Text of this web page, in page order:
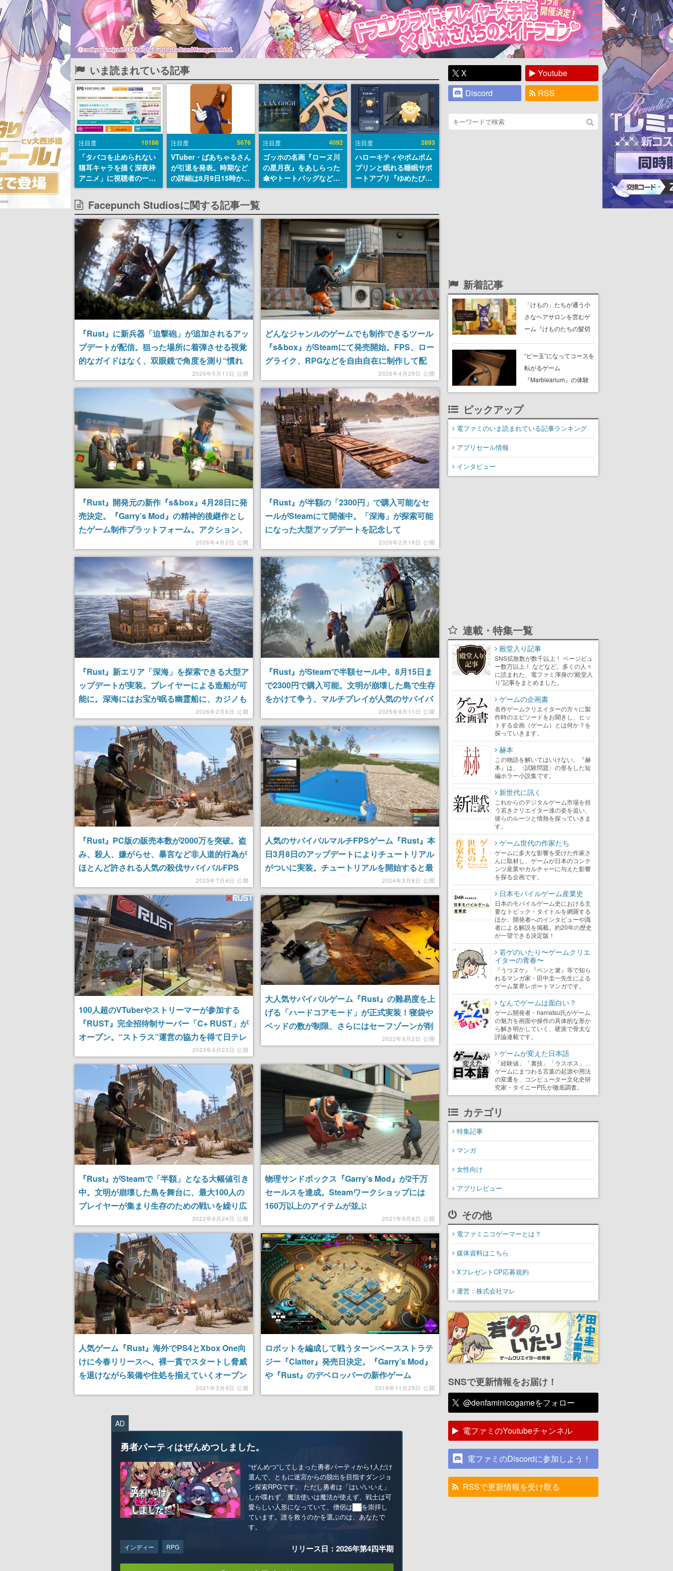
いま読まれている記事
注目度 10186
「タバコを止められない
猫耳キャラを描く深夜枠
アニメ」に視聴者の一部
から批判意見。違法薬物
の使用と思しき描写も含
めて、BPOが議論を交わ
す
注目度 5676
VTuber・ばあちゃるさん
が引退を発表。時期など
の詳細は8月9日15時から
の配信で説明
注目度 4092
ゴッホの名画『ローヌ川
の星月夜』をあしらった
傘やトートバッグなどが
登場。8月7日21時より2
注目度 2893
ハローキティやポムポム
プリンと眠れる睡眠サポ
ートアプリ『ゆめたび』
が配信中。キャラごとの
Facepunch Studiosに関する記事一覧
『Rust』に新兵器「迫撃砲」が追加されるアッ
プデートが配信。狙った場所に着弾させる視覚
的なガイドはなく、双眼鏡で角度を測り“慣れ
2026年5月11日 公開
どんなジャンルのゲームでも制作できるツール
『s&box』がSteamにて発売開始。FPS、ロー
グライク、RPGなどを自由自在に制作して配
信、他ユーザーが配信したゲームはワンクリッ
クで即座にプレイ可能
2026年4月29日 公開
『Rust』開発元の新作『s&box』4月28日に発
売決定。『Garry’s Mod』の精神的後継作とし
たゲーム制作プラットフォーム。アクション、
FPS、ローグライクなど自由自在。ユーザーが
ゲームを公開すると誰もがボタンひとつでプレ
イ可能
2026年4月2日 公開
『Rust』が半額の「2300円」で購入可能なセ
ールがSteamにて開催中。「深海」が探索可能
になった大型アップデートを記念して
2026年2月18日 公開
『Rust』新エリア「深海」を探索できる大型ア
ップデートが実装。プレイヤーによる造船が可
能に。深海にはお宝が眠る幽霊船に、カジノも
ある洋上都市、熱帯の新バイオームなどが登場
2026年2月6日 公開
『Rust』がSteamで半額セール中。8月15日ま
で2300円で購入可能。文明が崩壊した島で生存
をかけて争う、マルチプレイが人気のサバイバ
2025年8月11日 公開
『Rust』PC版の販売本数が2000万を突破。盗
み、殺人、嫌がらせ、暴言など非人道的行為が
ほとんど許される人気の殺伐サバイバルFPS
2025年7月4日 公開
人気のサバイバルマルチFPSゲーム『Rust』本
日3月8日のアップデートによりチュートリアル
がついに実装。チュートリアルを開始すると最
初の30分をどうやって生き残るのかを案内して
くれる
2024年3月8日 公開
100人超のVTuberやストリーマーが参加する
『RUST』完全招待制サーバー「C+ RUST」が
オープン。“ストラス”運営の協力を得て日テレ
グループ発のコミュニティが主催2023年6月23日 公開
大人気サバイバルゲーム『Rust』の難易度を上
げる「ハードコアモード」が正式実装！寝袋や
ベッドの数が制限、さらにはセーフゾーンが削
2022年9月2日 公開
『Rust』がSteamで「半額」となる大幅値引き
中。文明が崩壊した島を舞台に、最大100人の
プレイヤーが集まり生存のための戦いを繰り広
げる一人称視点のサバイバルゲーム2022年6月24日 公開
物理サンドボックス『Garry’s Mod』が2千万
セールスを達成。Steamワークショップには
160万以上のアイテムが並ぶ
2021年9月8日 公開
人気ゲーム『Rust』海外でPS4とXbox One向
けに今春リリースへ。裸一貫でスタートし脅威
を退けながら装備や住処を揃えていくオープン
2021年3月9日 公開
ロボットを編成して戦うターンベースストラテ
ジー『Clatter』発売日決定。『Garry’s Mod』
や『Rust』のデベロッパーの新作ゲーム
2018年11月29日 公開
AD
勇者パーティはぜんめつしました。
“ぜんめつ”してしまった勇者パーティから1人だけ
選んで、ともに迷宮からの脱出を目指すダンジョ
ン探索RPGです。 ただし勇者は「はい/いいえ」
しか喋れず、魔法使いは魔法が使えず、戦士は可
愛らしい人形になっていて、僧侶は██を崇拝し
ています。誰を救うのかを選ぶのは、あなたで
す。
インディー RPG リリース日：2026年第4四半期
X
Youtube
Discord
RSS
新着記事
「けもの」たちが通う小
さなヘアサロンを営むゲ
ーム『けものたちの髪切
始。悩みを持ったお客様
と会話を交わし“本当に望
んでる髪型”を見つけ出す
“ビー玉”になってコースを
転がるゲーム
『Marblearium』の体験
版がSteamで本日8月7日
ピックアップ
電ファミのいま読まれている記事ランキング
アプリセール情報
インタビュー
連載・特集一覧
殿堂入り記事
SNS拡散数が数千以上！ ページビュ
ー数万以上！ などなど。多くの人々
に読まれた、電ファミ渾身の“殿堂入
り”記事をまとめました。
ゲームの企画書
名作ゲームクリエイターの方々に製
作時のエピソードをお聞きし、ヒッ
トする企画（ゲーム）とは何か？を
探っていきます。
赫本
この物語を解いてはいけない。『赫
本』は、〈試験問題〉の形をした短
編ホラー小説集です。
新世代に訊く
これからのデジタルゲーム市場を担
う若きクリエイター達の姿を追い、
彼らのルーツと情熱を探っていきま
す。
ゲーム世代の作家たち
ゲームに多大な影響を受けた作家さ
んに取材し、ゲームが日本のコンテ
ンツ産業やカルチャーに与えた影響
を探る企画です。
日本モバイルゲーム産業史
日本のモバイルゲーム史における主
要なトピック・タイトルを網羅する
ほか、開発者へのインタビューや識
者による解説を掲載。約20年の歴史
が一望できる決定版！
若ゲのいたり〜ゲームクリエ
イターの青春〜
『うつヌケ』『ペンと箸』等で知ら
れるマンガ家・田中圭一先生による
ゲーム業界レポートマンガです。
なんでゲームは面白い？
ゲーム開発者・hamatsu氏がゲーム
の魅力を画面や操作の具体的な形か
ら解き明かしていく、硬派で骨太な
評論連載です。
ゲームが変えた日本語
「経験値」「裏技」「ラスボス」…
ゲームにまつわる言葉の起源や用法
の変遷を、コンピューター文化史研
究家・タイニーP氏が徹底調査。
カテゴリ
特集記事
マンガ
女性向け
アプリレビュー
その他
電ファミニコゲーマーとは？
媒体資料はこちら
XプレゼントCP応募規約
運営：株式会社マレ
SNSで更新情報をお届け！
@denfaminicogameをフォロー
電ファミのYoutubeチャンネル
電ファミのDiscordに参加しよう！
RSSで更新情報を受け取る